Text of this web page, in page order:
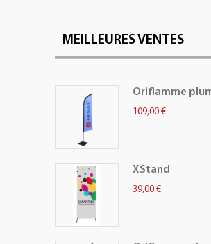
MEILLEURES VENTES
Oriflamme
109,00 €
XStand
39,00 €